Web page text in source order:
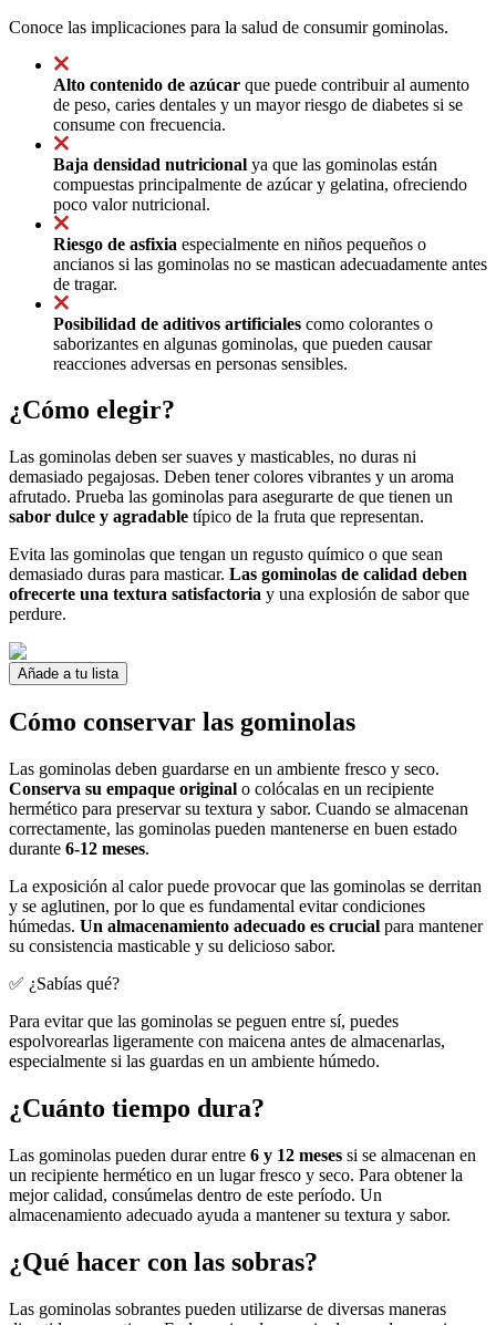
Conoce las implicaciones para la salud de consumir gominolas.
Alto contenido de azúcar que puede contribuir al aumento
de peso, caries dentales y un mayor riesgo de diabetes si se
consume con frecuencia.
Baja densidad nutricional ya que las gominolas están
compuestas principalmente de azúcar y gelatina, ofreciendo
poco valor nutricional.
Riesgo de asfixia especialmente en niños pequeños o
ancianos si las gominolas no se mastican adecuadamente antes
de tragar.
Posibilidad de aditivos artificiales como colorantes o
saborizantes en algunas gominolas, que pueden causar
reacciones adversas en personas sensibles.
¿Cómo elegir?
Las gominolas deben ser suaves y masticables, no duras ni
demasiado pegajosas. Deben tener colores vibrantes y un aroma
afrutado. Prueba las gominolas para asegurarte de que tienen un
sabor dulce y agradable típico de la fruta que representan.
Evita las gominolas que tengan un regusto químico o que sean
demasiado duras para masticar. Las gominolas de calidad deben
ofrecerte una textura satisfactoria y una explosión de sabor que
perdure.
Añade a tu lista
Cómo conservar las gominolas
Las gominolas deben guardarse en un ambiente fresco y seco.
Conserva su empaque original o colócalas en un recipiente
hermético para preservar su textura y sabor. Cuando se almacenan
correctamente, las gominolas pueden mantenerse en buen estado
durante 6-12 meses.
La exposición al calor puede provocar que las gominolas se derritan
y se aglutinen, por lo que es fundamental evitar condiciones
húmedas. Un almacenamiento adecuado es crucial para mantener
su consistencia masticable y su delicioso sabor.
✅ ¿Sabías qué?
Para evitar que las gominolas se peguen entre sí, puedes
espolvorearlas ligeramente con maicena antes de almacenarlas,
especialmente si las guardas en un ambiente húmedo.
¿Cuánto tiempo dura?
Las gominolas pueden durar entre 6 y 12 meses si se almacenan en
un recipiente hermético en un lugar fresco y seco. Para obtener la
mejor calidad, consúmelas dentro de este período. Un
almacenamiento adecuado ayuda a mantener su textura y sabor.
¿Qué hacer con las sobras?
Las gominolas sobrantes pueden utilizarse de diversas maneras